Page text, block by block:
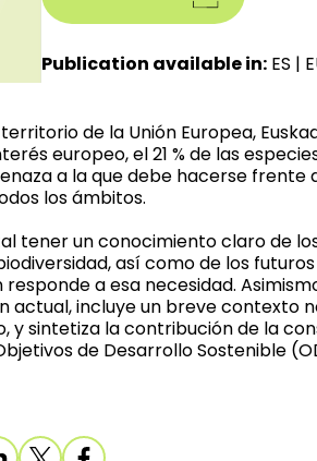
Publication available in: ES |
territorio de la Unión Europea,
europeo, el 21 % de las
a la que debe hacerse frente
los ámbitos.
tener un conocimiento claro de
así como de los
a esa necesidad.
actual, incluye un breve contexto
y sintetiza la contribución de la
de Desarrollo Sostenible